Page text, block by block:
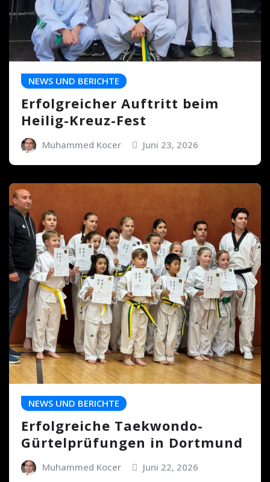
NEWS UND BERICHTE
Erfolgreicher Auftritt beim
Heilig-Kreuz-Fest
Muhammed Kocer Juni 23, 2026
NEWS UND BERICHTE
Erfolgreiche Taekwondo-
Gürtelprüfungen in Dortmund
Muhammed Kocer Juni 22, 2026